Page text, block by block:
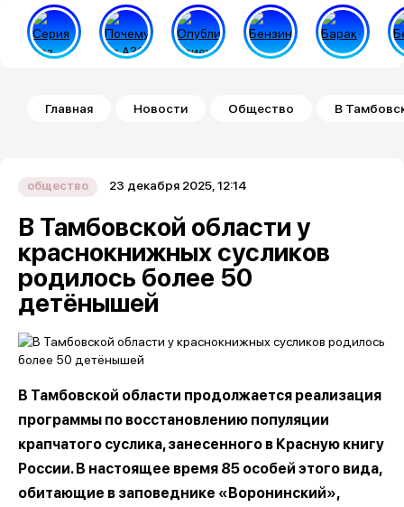
Строка навигации
Главная Новости Общество В
общество 23 декабря 2025, 12:14
В Тамбовской области у
краснокнижных сусликов
родилось более 50
детёнышей
В Тамбовской области продолжается реализация
программы по восстановлению популяции
крапчатого суслика, занесенного в Красную книгу
России. В настоящее время 85 особей этого вида,
обитающие в заповеднике «Воронинский»,